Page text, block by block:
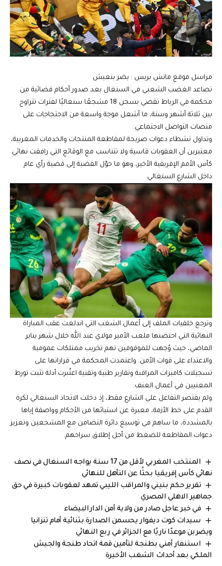
مراسل موقع ماتش بريس : بضر بنعيش
تصاعد الغضب الشعبي في السنغال بعد صدور أحكام قضائية من
محكمة في الرباط تقضي بسجن 18 مشجعًا سنغاليًا لفترات تتراوح
بين ثلاثة أشهر وسنة، ما أشعل موجة واسعة من الاحتجاجات على
منصات التواصل الاجتماعي.
وتداول نشطاء دعوات صريحة لمقاطعة المنتجات والخدمات المغربية،
معتبرين أن العقوبات قاسية ولا تتناسب مع الوقائع التي رافقت نهائي
كأس الأمم الإفريقية الأخير، وهو ما حوّل القضية إلى قضية رأي عام
داخل الشارع السنغالي.
وترجع خلفيات الملف إلى أعمال الشغب التي اندلعت عقب المباراة
النهائية التي احتضنها ملعب الأمير مولاي عبد الله خلال شهر يناير
الماضي، حيث وُجهت للموقوفين تهم تخريب ممتلكات عمومية
والاعتداء على قوات الأمن. واعتمدت المحكمة في قراراتها على
تسجيلات كاميرات المراقبة وتقارير طبية وتقنية اعتُبرت أدلة تثبت تورط
المعنيين في أعمال العنف.
ولم يقتصر التفاعل على الشارع فقط، إذ دخلت الاتحاد السنغالي لكرة
القدم على خط الأزمة، معبرة عن استيائها من الأحكام وواصفة إياها
بالمشددة، ما ساهم في توسيع دائرة التضامن مع المشجعين وتعزيز
دعوات المقاطعة للضغط من أجل إطلاق سراحهم.
المنتخب المغربي لأقل من 17 سنة يواجه السنغال في نصف
نهائي كأس إفريقيا بحثًا عن التأهل للنهائي
تقرير حكم بنيني والمراقب الليبي تمهد لعقوبات كبيرة في حق
جماهير الاهلي المصري
في خبر عاجل صادر من ولاية أمن الدارالبيضاء
سيدات كوت ديفوار يحسمن الصدارة بثنائية أمام تنزانيا
ويضربن موعدًا ناريًا مع الجزائر في ربع النهائي
استنفار أمني بطنجة لتأمين قمة اتحاد طنجة والجيش
الملكي بعد أحداث الشغب الأخيرة